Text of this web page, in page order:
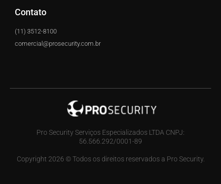
Contato
(11) 3512-8100
comercial@prosecurity.com.br
Pro Security Serviços Especializados LTDA CNPJ:
56.566.292/0001-89
Copyright 2026 © Todos os direitos reservados a Pro Security.